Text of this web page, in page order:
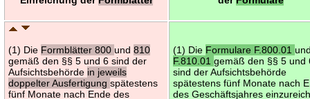
(1) Die Formblätter 800und810
gemäß den §§ 5 und 6 sind der
Aufsichtsbehörde in jeweils
doppelter Ausfertigungspätestens
fünf Monate nach Ende des
(1) Die Formulare F.800.01
F.810.01gemäß den §§ 5 und
sind der Aufsichtsbehörde
spätestens fünf Monate nach
des Geschäftsjahres